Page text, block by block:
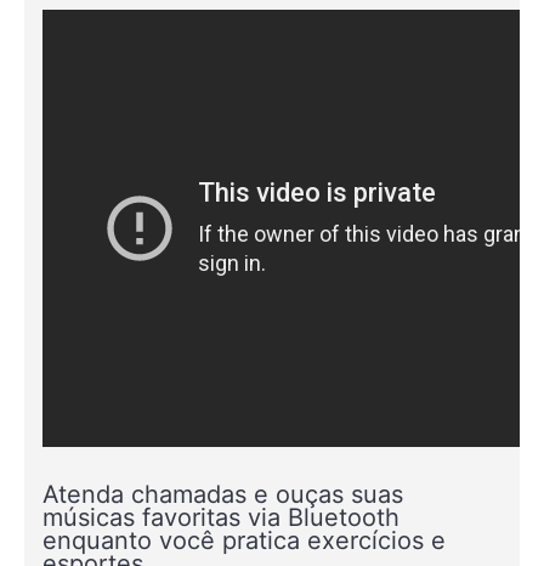
Atenda chamadas e ouças suas
músicas favoritas via Bluetooth
enquanto você pratica exercícios e